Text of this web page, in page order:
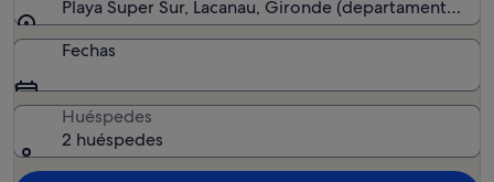
Playa Super Sur, Lacanau, Gironde (departamento),
Fechas
Huéspedes
2 huéspedes